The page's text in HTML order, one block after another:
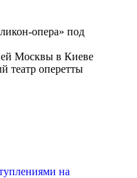
опера» под
Москвы в Киеве
театр оперетты
на